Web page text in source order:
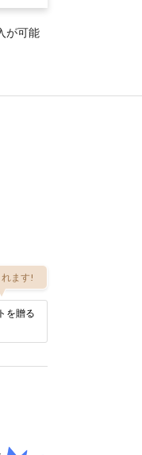
が可能
ます!
を贈る